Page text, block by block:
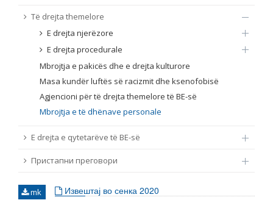
Nën burim
Nga rrjeti 23
Të drejta themelore
E drejta njerëzore
E drejta procedurale
Mbrojtja e pakicës dhe e drejta kulturore
Masa kundër luftës së racizmit dhe ksenofobisë
Agjencioni për të drejta themelore të BE-së
Mbrojtja e të dhënave personale
E drejta e qytetarëve të BE-së
Пристапни преговори
mk
Извештај во сенка 2020